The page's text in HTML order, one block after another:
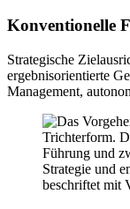
Konventionelle
Strategische
ergebnisorientierte
Management,